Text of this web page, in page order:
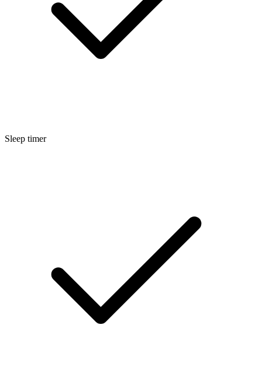
Sleep timer